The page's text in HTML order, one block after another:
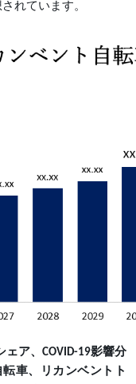
れています。
ア、 COVID-19影響分
車、リカンベントト